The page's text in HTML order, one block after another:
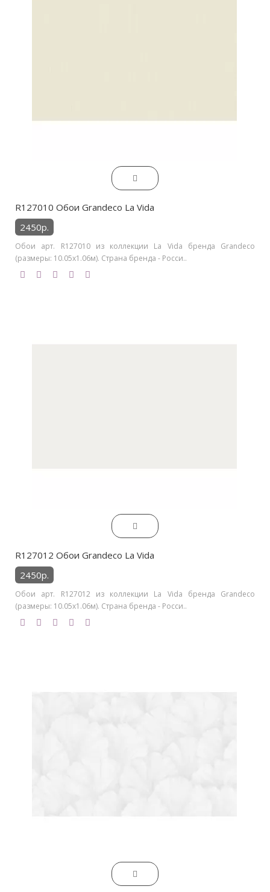
R127010 Обои Grandeco La Vida
2450р.
Обои арт. R127010 из коллекции La Vida бренда Grandeco
(размеры: 10.05х1.06м). Страна бренда - Росси..
R127012 Обои Grandeco La Vida
2450р.
Обои арт. R127012 из коллекции La Vida бренда Grandeco
(размеры: 10.05х1.06м). Страна бренда - Росси..